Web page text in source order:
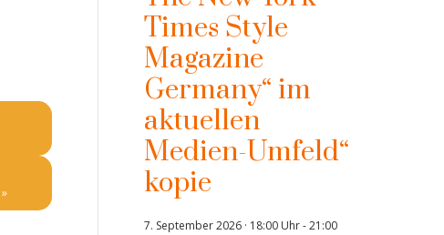
»
Times Style
Magazine
Germany“ im
aktuellen
Medien-Umfeld“
kopie
7. September 2026 · 18:00 Uhr-21:00